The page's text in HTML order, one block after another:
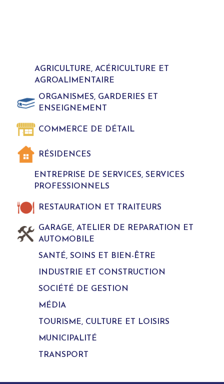
AGRICULTURE, ACÉRICULTURE ET
AGROALIMENTAIRE
ORGANISMES, GARDERIES ET
ENSEIGNEMENT
COMMERCE DE DÉTAIL
RÉSIDENCES
ENTREPRISE DE SERVICES, SERVICES
PROFESSIONNELS
RESTAURATION ET TRAITEURS
GARAGE, ATELIER DE REPARATION ET
AUTOMOBILE
SANTÉ, SOINS ET BIEN-ÊTRE
INDUSTRIE ET CONSTRUCTION
SOCIÉTÉ DE GESTION
MÉDIA
TOURISME, CULTURE ET LOISIRS
MUNICIPALITÉ
TRANSPORT